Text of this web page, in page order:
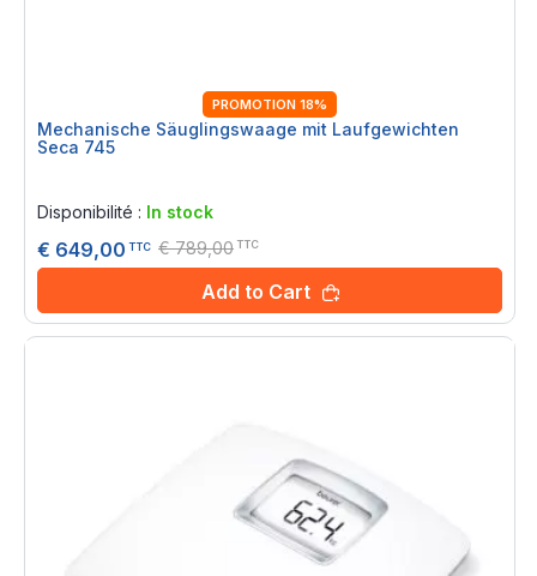
PROMOTION 18%
Mechanische Säuglingswaage mit Laufgewichten
Seca 745
Disponibilité : In stock
€ 649,00 TTC € 789,00 TTC
Add to Cart